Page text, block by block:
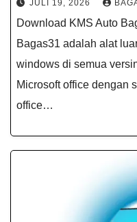
JULI 19, 2026
Download KMS Auto
Bagas31 adalah alat
windows di semua
Microsoft office dengan
office…